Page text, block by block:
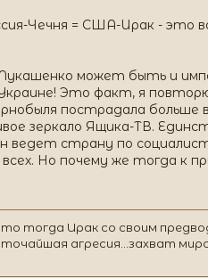
Чечня = США-Ирак - это
может быть и
Это факт, я
пострадала больше
зеркало Ящика-ТВ.
страну по
Но почему же тогда к
то тогда Ирак со своим
агресия...захват